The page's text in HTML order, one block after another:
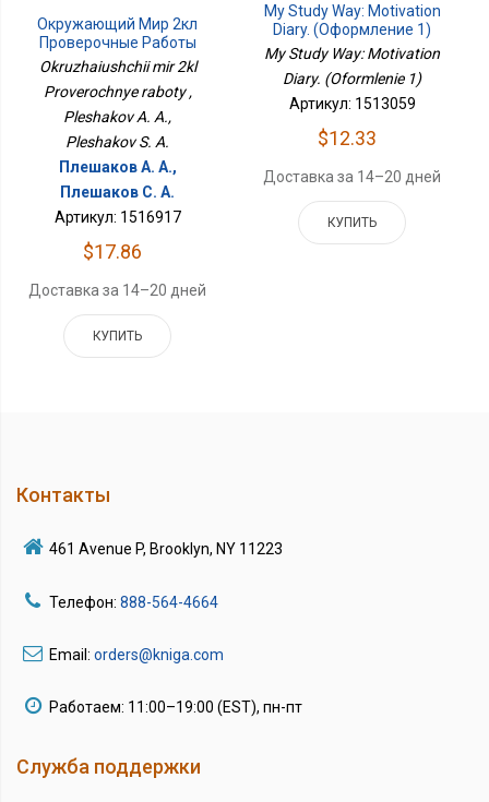
Окружающий Мир 2кл
Проверочные Работы
Okruzhaiushchii mir 2kl
Proverochnye raboty ,
Pleshakov A. A.,
Pleshakov S. A.
Плешаков А. А.,
Плешаков С. А.
Артикул: 1516917
$17.86
Доставка за 14–20 дней
КУПИТЬ
My Study Way: Motivation
Diary. (Оформление 1)
My Study Way: Motivation
Diary. (Oformlenie 1)
Артикул: 1513059
$12.33
Доставка за 14–20 дней
КУПИТЬ
Контакты
461 Avenue P, Brooklyn, NY 11223
Телефон: 888-564-4664
Email: orders@kniga.com
Работаем: 11:00–19:00 (EST), пн-пт
Служба поддержки